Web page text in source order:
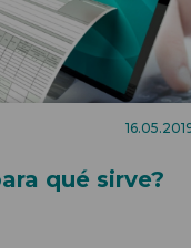
qué sirve?